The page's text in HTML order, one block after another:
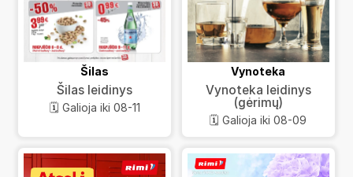
Šilas
Šilas leidinys
🗓️ Galioja iki 08-11
Vynoteka
Vynoteka leidinys
(gėrimų)
🗓️ Galioja iki 08-09